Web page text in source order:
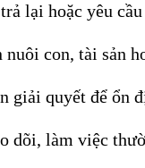
lại hoặc yêu
nuôi con, tài sản
giải quyết để ổn
dõi, làm việc